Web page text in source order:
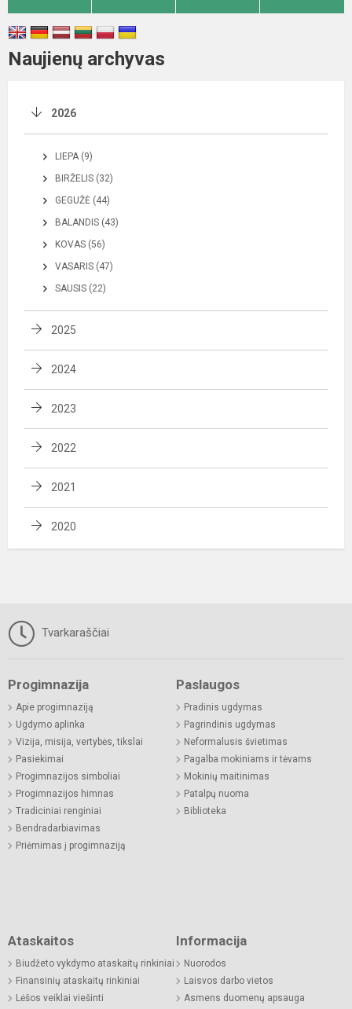
Naujienų archyvas
2026
LIEPA (9)
BIRŽELIS (32)
GEGUŽĖ (44)
BALANDIS (43)
KOVAS (56)
VASARIS (47)
SAUSIS (22)
2025
2024
2023
2022
2021
2020
Tvarkaraščiai
Progimnazija
Apie progimnaziją
Ugdymo aplinka
Vizija, misija, vertybės, tikslai
Pasiekimai
Progimnazijos simboliai
Progimnazijos himnas
Tradiciniai renginiai
Bendradarbiavimas
Priėmimas į progimnaziją
Paslaugos
Pradinis ugdymas
Pagrindinis ugdymas
Neformalusis švietimas
Pagalba mokiniams ir tėvams
Mokinių maitinimas
Patalpų nuoma
Biblioteka
Ataskaitos
Biudžeto vykdymo ataskaitų rinkiniai
Finansinių ataskaitų rinkiniai
Lėšos veiklai viešinti
Informacija
Nuorodos
Laisvos darbo vietos
Asmens duomenų apsauga